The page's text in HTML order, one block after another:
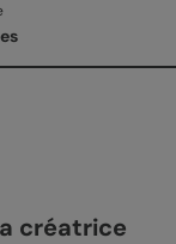
créatrice